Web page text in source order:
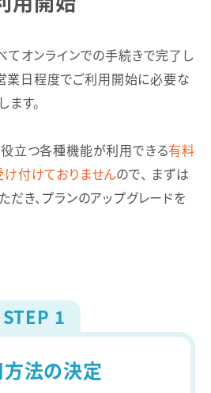
てオンラインでの手続きで完了し
業日程度でご利用開始に必要な
す。
立つ各種機能が利用できる有料
付けておりませんので、 まずは
き、プランのアップグレードを
STEP 1
法の決定